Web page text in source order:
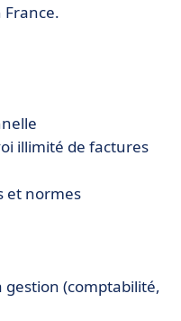
France.
illimité de factures
et normes
gestion (comptabilité,